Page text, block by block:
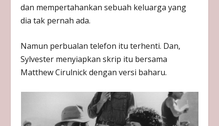
dan mempertahankan sebuah keluarga yang
dia tak pernah ada.
Namun perbualan telefon itu terhenti. Dan,
Sylvester menyiapkan skrip itu bersama
Matthew Cirulnick dengan versi baharu.